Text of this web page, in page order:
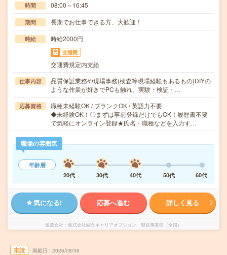
時間 08:00～16:45
期間 長期でお仕事できる方、大歓迎！
時給 時給2000円
交通費
交通費規定内支給
仕事内容
品質保証業務や現場事務(検査等現場経験もあるもの)DIYの
ような作業が好きでPCも触れ、実験・検証・…
応募資格
職種未経験OK / ブランクOK / 英語力不要
◆未経験OK！〇まずは事前登録だけでもOK！履歴書不要
で気軽にオンライン登録★氏名・職種などを入力す…
職場の雰囲気
年齢層
20代
30代 40代 50代 60代
気になる! 応募へ進む 詳しく見る
派遣会社 株式会社綜合キャリアオプション 製造事業部（全国）
未読 掲載日 2026/08/06